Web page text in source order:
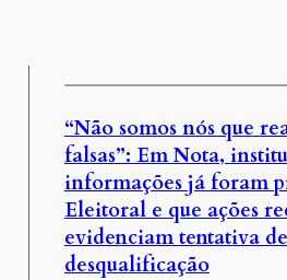
“Não somos nós que
falsas”: Em Nota,
informações já foram
Eleitoral e que ações
evidenciam tentativa
desqualificação